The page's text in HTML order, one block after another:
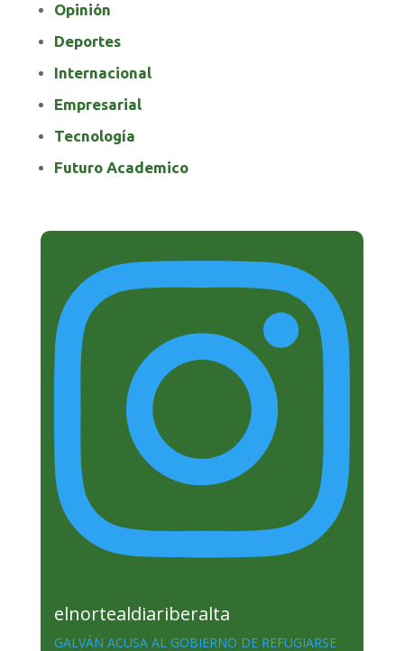
Opinión
Deportes
Internacional
Empresarial
Tecnología
Futuro Academico
elnortealdiariberalta
GALVÁN ACUSA AL GOBIERNO DE REFUGIARSE